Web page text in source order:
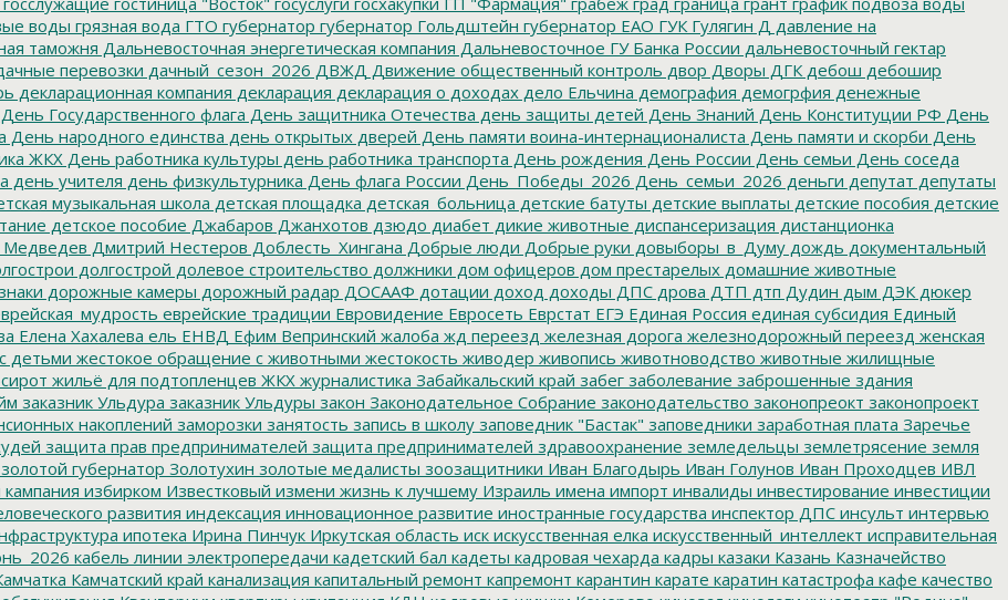
воды грязная вода ГТО губернатор губернатор Гольдштейн губернатор ЕАО ГУК Гулягин Д давление на
таможня Дальневосточная энергетическая компания Дальневосточное ГУ Банка России дальневосточный гектар
перевозки дачный_сезон_2026 ДВЖД Движение общественный контроль двор Дворы ДГК дебош дебошир
декларационная компания декларация декларация о доходах дело Ельчина демография демогрфия денежные
День Государственного флага День защитника Отечества день защиты детей День Знаний День Конституции РФ День
День народного единства день открытых дверей День памяти воина-интернационалиста День памяти и скорби День
ЖКХ День работника культуры день работника транспорта День рождения День России День семьи День соседа
день учителя день физкультурника День флага России День_Победы_2026 День_семьи_2026 деньги депутат депутаты
музыкальная школа детская площадка детская_больница детские батуты детские выплаты детские пособия детские
детское пособие Джабаров Джанхотов дзюдо диабет дикие животные диспансеризация дистанционка
Дмитрий Нестеров Доблесть_Хингана Добрые люди Добрые руки довыборы_в_Думу дождь документальный
долгострой долевое строительство должники дом офицеров дом престарелых домашние животные
дорожные камеры дорожный радар ДОСААФ дотации доход доходы ДПС дрова ДТП дтп Дудин дым ДЭК дюкер
еврейские традиции Евровидение Евросеть Еврстат ЕГЭ Единая Россия единая субсидия Единый
Елена Хахалева ель ЕНВД Ефим Вепринский жалоба жд переезд железная дорога железнодорожный переезд женская
детьми жестокое обращение с животными жестокость живодер живопись животноводство животные жилищные
жильё для подтопленцев ЖКХ журналистика Забайкальский край забег заболевание заброшенные здания
заказник Ульдура заказник Ульдуры закон Законодательное Собрание законодательство законопреокт законопроект
накоплений заморозки занятость запись в школу заповедник "Бастак" заповедники заработная плата Заречье
защита прав предпринимателей защита предпринимателей здравоохранение земледельцы землетрясение земля
золотой губернатор Золотухин золотые медалисты зоозащитники Иван Благодырь Иван Голунов Иван Проходцев ИВЛ
избирком Известковый измени жизнь к лучшему Израиль имена импорт инвалиды инвестирование инвестиции
развития индексация инновационное развитие иностранные государства инспектор ДПС инсульт интервью
ипотека Ирина Пинчук Иркутская область иск искусственная елка искусственный_интеллект исправительная
кабель линии электропередачи кадетский бал кадеты кадровая чехарда кадры казаки Казань Казначейство
Камчатский край канализация капитальный ремонт капремонт карантин карате каратин катастрофа кафе качество